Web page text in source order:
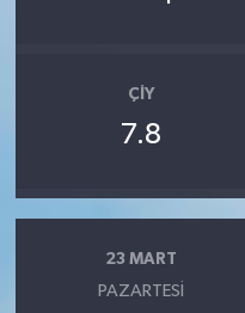
ÇIY
7.8
23 MART
PAZARTESI